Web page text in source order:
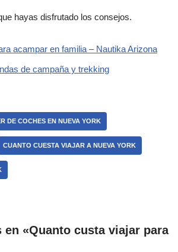
hayas disfrutado los consejos.
acampar en familia – Nautika Arizona
de campaña y trekking
DE COCHES EN NUEVA YORK
CUANTO CUESTA VIAJAR A NUEVA YORK
en «Quanto custa viajar para